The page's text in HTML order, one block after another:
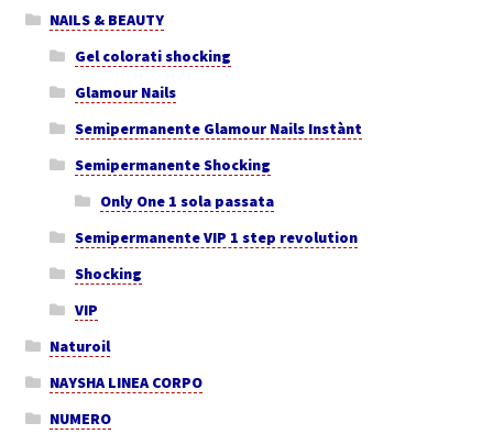
NAILS & BEAUTY
Gel colorati shocking
Glamour Nails
Semipermanente Glamour Nails Instànt
Semipermanente Shocking
Only One 1 sola passata
Semipermanente VIP 1 step revolution
Shocking
VIP
Naturoil
NAYSHA LINEA CORPO
NUMERO